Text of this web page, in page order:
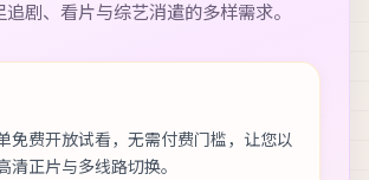
追剧、看片与综艺消遣的多样需求。
免费开放试看，无需付费门槛，让您以
清正片与多线路切换。